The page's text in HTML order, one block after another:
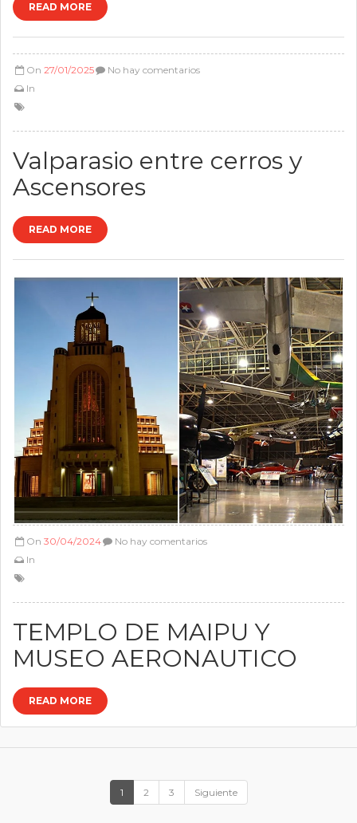
READ MORE
On 27/01/2025
In
No hay comentarios
Valparasio entre cerros y
Ascensores
READ MORE
On 30/04/2024
In
No hay comentarios
TEMPLO DE MAIPU Y
MUSEO AERONAUTICO
READ MORE
1 2 3 Siguiente